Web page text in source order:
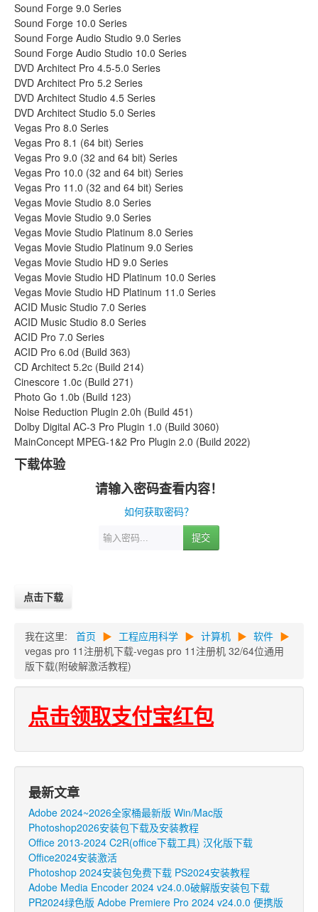
Sound Forge 9.0 Series
Sound Forge 10.0 Series
Sound Forge Audio Studio 9.0 Series
Sound Forge Audio Studio 10.0 Series
DVD Architect Pro 4.5-5.0 Series
DVD Architect Pro 5.2 Series
DVD Architect Studio 4.5 Series
DVD Architect Studio 5.0 Series
Vegas Pro 8.0 Series
Vegas Pro 8.1 (64 bit) Series
Vegas Pro 9.0 (32 and 64 bit) Series
Vegas Pro 10.0 (32 and 64 bit) Series
Vegas Pro 11.0 (32 and 64 bit) Series
Vegas Movie Studio 8.0 Series
Vegas Movie Studio 9.0 Series
Vegas Movie Studio Platinum 8.0 Series
Vegas Movie Studio Platinum 9.0 Series
Vegas Movie Studio HD 9.0 Series
Vegas Movie Studio HD Platinum 10.0 Series
Vegas Movie Studio HD Platinum 11.0 Series
ACID Music Studio 7.0 Series
ACID Music Studio 8.0 Series
ACID Pro 7.0 Series
ACID Pro 6.0d (Build 363)
CD Architect 5.2c (Build 214)
Cinescore 1.0c (Build 271)
Photo Go 1.0b (Build 123)
Noise Reduction Plugin 2.0h (Build 451)
Dolby Digital AC-3 Pro Plugin 1.0 (Build 3060)
MainConcept MPEG-1&2 Pro Plugin 2.0 (Build 2022)
下载体验
请输入密码查看内容！
如何获取密码？
提交
点击下载
我在这里: 首页 ▶ 工程应用科学 ▶ 计算机 ▶ 软件 ▶
vegas pro 11注册机下载-vegas pro 11注册机 32/64位通用
版下载(附破解激活教程)
点击领取支付宝红包
最新文章
Adobe 2024~2026全家桶最新版 Win/Mac版
Photoshop2026安装包下载及安装教程
Office 2013-2024 C2R(office下载工具) 汉化版下载
Office2024安装激活
Photoshop 2024安装包免费下载 PS2024安装教程
Adobe Media Encoder 2024 v24.0.0破解版安装包下载
PR2024绿色版 Adobe Premiere Pro 2024 v24.0.0 便携版